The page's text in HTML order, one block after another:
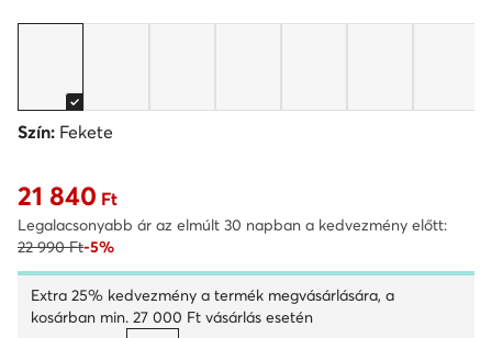
Szín: Fekete
Aktuális ár 21 840 Ft
21 840 Ft
Legalacsonyabb ár az elmúlt 30 napban a kedvezmény előtt:
22 990 Ft-5%
Extra 25% kedvezmény a termék megvásárlására, a
kosárban min. 27 000 Ft vásárlás esetén